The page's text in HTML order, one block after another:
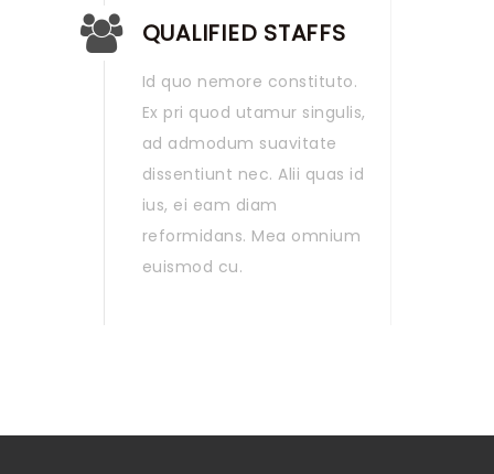
QUALIFIED STAFFS
Id quo nemore constituto.
Ex pri quod utamur singulis,
ad admodum suavitate
dissentiunt nec. Alii quas id
ius, ei eam diam
reformidans. Mea omnium
euismod cu.